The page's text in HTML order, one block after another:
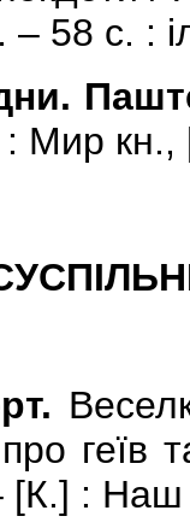
– 58 с. :
Мир кн.,
геїв
[К.] : Наш